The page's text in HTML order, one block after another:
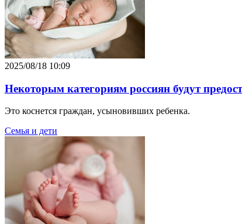
2025/08/18 10:09
Некоторым категориям россиян будут
Это коснется граждан, усыновивших ребенка.
Семья и дети